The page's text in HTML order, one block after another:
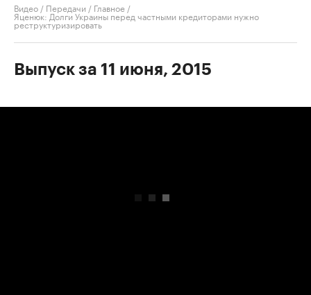
Видео / Передачи / Главное /
Яценюк: Долги Украины перед частными кредиторами нужно
реструктуризировать
Выпуск за 11 июня, 2015